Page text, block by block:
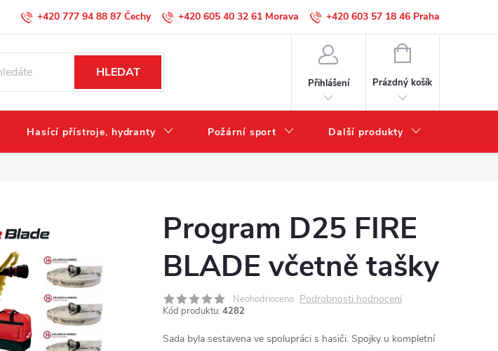
+420 777 94 88 87 +420 605 40 32 61 +420 603 57 18 46
HLEDAT
Přihlášení
NÁKUPNÍ
Prázdný košík
Hasící přístroje, hydranty Požární sport Další produkty
Program D25 FIRE
BLADE včetně tašky
Neohodnoceno Podrobnosti hodnocení
Kód produktu: 4282
Sada byla sestavena ve spolupráci s hasiči. Spojky u kompletní